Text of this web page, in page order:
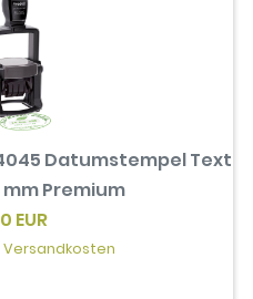
Datumstempel Text
Premium
EUR
Versandkosten